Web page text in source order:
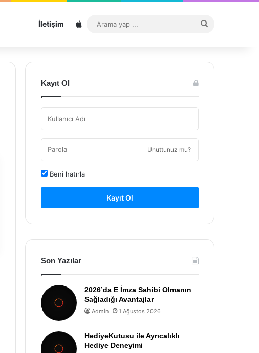
İletişim Sitemap
...
Kayıt Ol
Unuttunuz mu?
Beni hatırla
Kayıt Ol
Son Yazılar
2026’da E İmza Sahibi Olmanın
Sağladığı Avantajlar
Admin 1 Ağustos 2026
HediyeKutusu ile Ayrıcalıklı
Hediye Deneyimi